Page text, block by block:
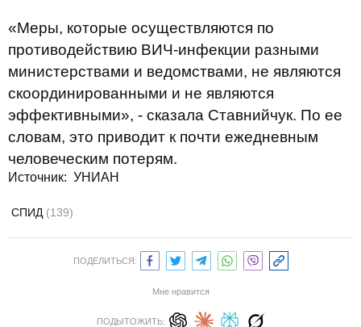
«Меры, которые осуществляются по
противодействию ВИЧ-инфекции разными
министерствами и ведомствами, не являются
скоординированными и не являются
эффективными», - сказала Ставнийчук. По ее
словам, это приводит к почти ежедневным
человеческим потерям.
Источник: УНИАН
СПИД (139)
ПОДЕЛИТЬСЯ:
Мне нравится
ПОДЫТОЖИТЬ: